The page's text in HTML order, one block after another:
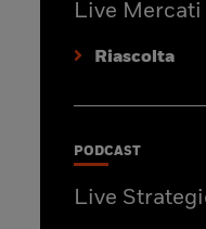
Live Mercati
Riascolta
PODCAST
Live